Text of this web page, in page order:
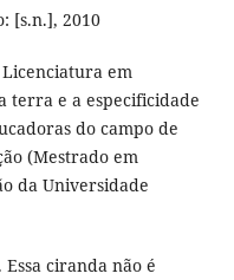
[s.n.], 2010
Licenciatura em
terra e a especificidade
do campo de
(Mestrado em
da Universidade
Essa ciranda não é